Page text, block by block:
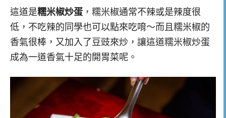
這道是糯米椒炒蛋，糯米椒通常不辣或是辣度很
低，不吃辣的同學也可以點來吃唷～而且糯米椒的
香氣很棒，又加入了豆豉來炒，讓這道糯米椒炒蛋
成為一道香氣十足的開胃菜呢。